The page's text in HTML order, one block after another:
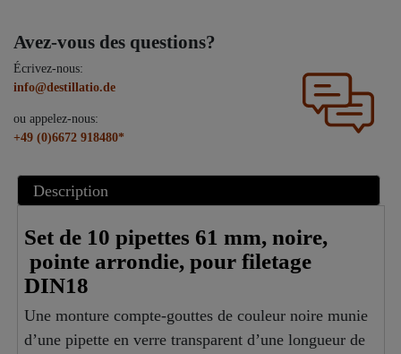
Avez-vous des questions?
Écrivez-nous:
info@destillatio.de
ou appelez-nous:
+49 (0)6672 918480*
Description
Set de 10 pipettes 61 mm, noire,
pointe arrondie, pour filetage
DIN18
Une monture compte-gouttes de couleur noire munie
d’une pipette en verre transparent d’une longueur de